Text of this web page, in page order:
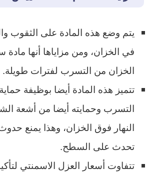
يتم وضع هذه المادة على الثقوب
في الخزان، ومن مزاياها أنها
الخزان من التسرب لفترات طويلة.
تتميز هذه المادة أيضا بوظيفة
التسرب وحمايته أيضا من أشعة
النهار فوق الخزان، وهذا يمنع
تحدث على السطح.
تتفاوت أسعار العزل الاسمنتي